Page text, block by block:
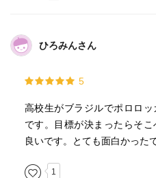
ひろみんさん
5
高校生がブラジルでポロロ
です。目標が決まったらそ
良いです。とても面白かったで
1